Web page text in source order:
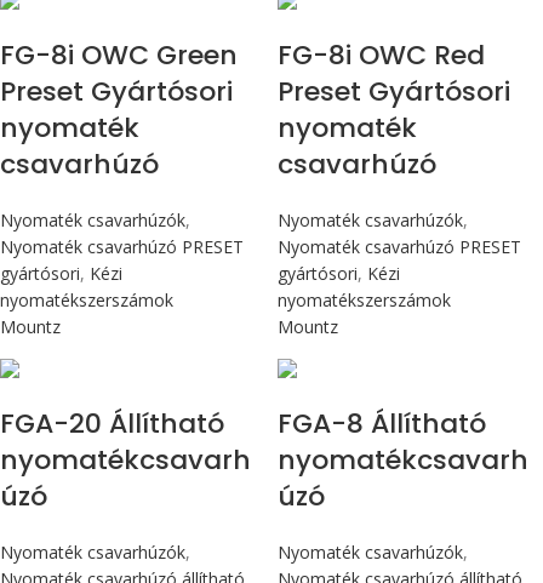
FG-8i OWC Green
Preset Gyártósori
nyomaték
csavarhúzó
Nyomaték csavarhúzók,
Nyomaték csavarhúzó PRESET
gyártósori, Kézi
nyomatékszerszámok
Mountz
FG-8i OWC Red
Preset Gyártósori
nyomaték
csavarhúzó
Nyomaték csavarhúzók,
Nyomaték csavarhúzó PRESET
gyártósori, Kézi
nyomatékszerszámok
Mountz
FGA-20 Állítható
nyomatékcsavarh
úzó
Nyomaték csavarhúzók,
FGA-8 Állítható
nyomatékcsavarh
úzó
Nyomaték csavarhúzók,